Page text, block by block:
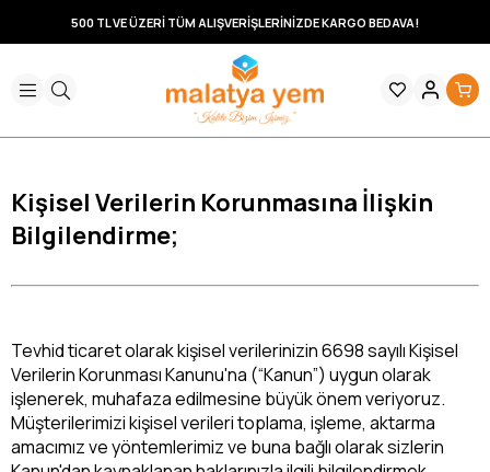
500 TL VE ÜZERİ TÜM ALIŞVERİŞLERİNİZDE KARGO BEDAVA!
Kişisel Verilerin Korunmasına İlişkin
Bilgilendirme;
Tevhid ticaret olarak kişisel verilerinizin 6698 sayılı Kişisel
Verilerin Korunması Kanunu'na (“Kanun”) uygun olarak
işlenerek, muhafaza edilmesine büyük önem veriyoruz.
Müşterilerimizi kişisel verileri toplama, işleme, aktarma
amacımız ve yöntemlerimiz ve buna bağlı olarak sizlerin